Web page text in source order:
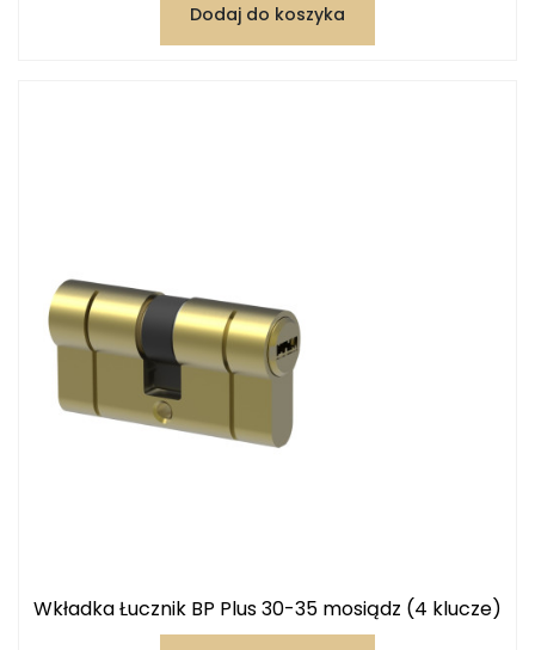
Dodaj do koszyka
Wkładka Łucznik BP Plus 30-35 mosiądz (4 klucze)